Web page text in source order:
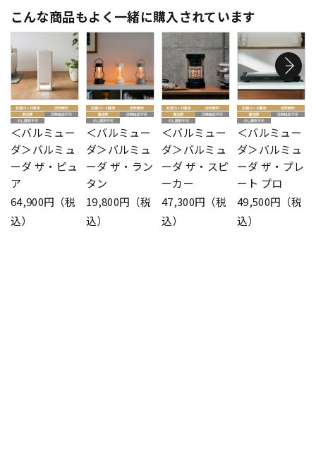
こんな商品もよく一緒に購入されています
＜バルミュー
ダ＞バルミュ
ーダ ザ・ピュ
ア
64,900円（税
込）
＜バルミュー
ダ＞バルミュ
ーダ ザ・ラン
タン
19,800円（税
込）
＜バルミュー
ダ＞バルミュ
ーダ ザ・スピ
ーカー
47,300円（税
込）
＜バルミュー
ダ＞バルミュ
ーダ ザ・プレ
ート プロ
49,500円（税
込）